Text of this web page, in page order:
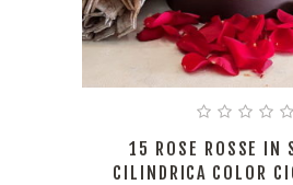
15 ROSE ROSSE IN
CILINDRICA COLOR